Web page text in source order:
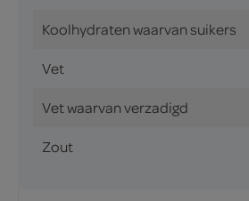
Koolhydraten waarvan suikers
Vet
Vet waarvan verzadigd
Zout